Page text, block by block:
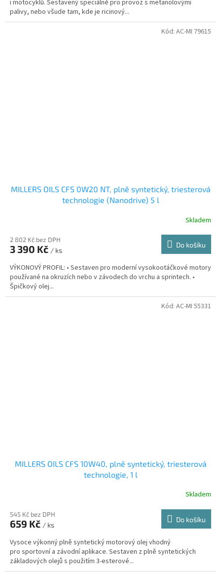
i motocyklů. Sestavený speciálně pro provoz s metanolovými
palivy, nebo všude tam, kde je ricinový...
MILLERS OILS CFS 0W20 NT, plně syntetický, triesterová
technologie (Nanodrive) 5 l
Skladem
2 802 Kč bez DPH
3 390 Kč / ks
Do košíku
VÝKONOVÝ PROFIL: • Sestaven pro moderní vysokootáčkové motory
používané na okruzích nebo v závodech do vrchu a sprintech. •
Špičkový olej...
Kód: AC-MI 79615
MILLERS OILS CFS 10W40, plně syntetický, triesterová
technologie, 1 l
Skladem
545 Kč bez DPH
659 Kč / ks
Do košíku
Vysoce výkonný plně syntetický motorový olej vhodný
pro sportovní a závodní aplikace. Sestaven z plně syntetických
základových olejů s použitím 3-esterové...
Kód: AC-MI 55331